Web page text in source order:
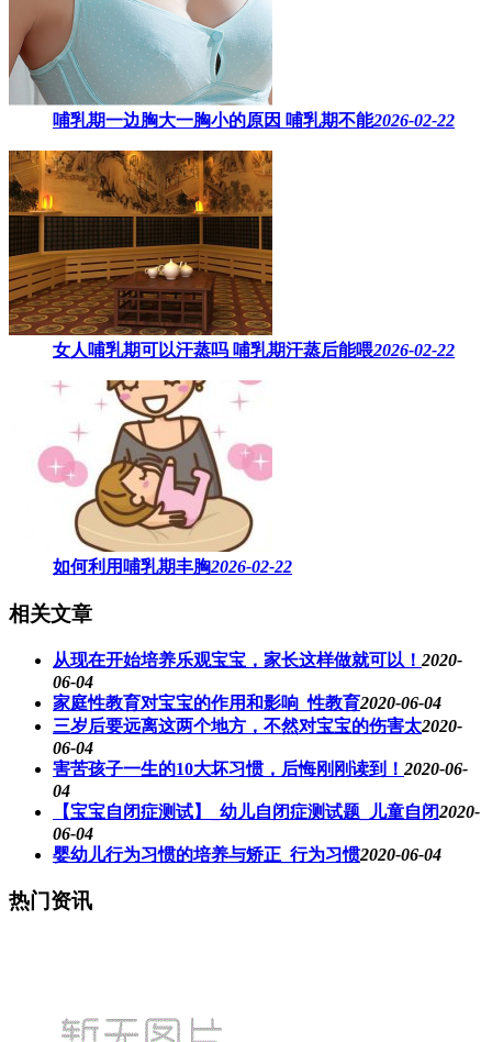
哺乳期一边胸大一胸小的原因​ 哺乳期不能2026-02-22
女人哺乳期可以汗蒸吗 ​哺乳期汗蒸后能喂2026-02-22
如何利用哺乳期丰胸2026-02-22
相关文章
从现在开始培养乐观宝宝，家长这样做就可以！ 2020-
06-04
家庭性教育对宝宝的作用和影响_性教育2020-06-04
三岁后要远离这两个地方，不然对宝宝的伤害太2020-
06-04
害苦孩子一生的10大坏习惯，后悔刚刚读到！ 2020-06-
04
【宝宝自闭症测试】_幼儿自闭症测试题_儿童自闭2020-
06-04
婴幼儿行为习惯的培养与矫正_行为习惯2020-06-04
热门资讯